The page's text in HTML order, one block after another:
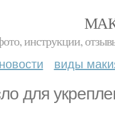
инструкции,
новости виды
для